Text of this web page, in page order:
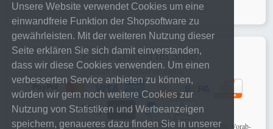
Unsere Website verwendet Cookies um eine
einwandfreie Funktion der Shopsoftware zu
gewährleisten. Mit der weiteren Nutzung dieser
Seite erklären Sie sich damit einverstanden,
dass wir diese Cookies verwenden. Um einen
verbesserten Service anbieten zu können,
würden wir gern noch weitere Cookies zur
Nutzung von Statistiken und Werbeanzeigen
speichern, genaueres dazu finden Sie in unserer
Zahlungsarten im Shop
je nach Verfügbarkeit bei PayPal
schnelle, sichere online Zahlungen mit PayPal Checkout oder klassische Vorab-